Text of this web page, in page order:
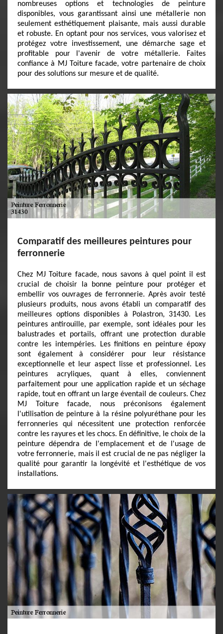
nombreuses options et technologies de peinture
disponibles, vous garantissant ainsi une métallerie non
seulement esthétiquement plaisante, mais aussi durable
et robuste. En optant pour nos services, vous valorisez et
protégez votre investissement, une démarche sage et
profitable pour l'avenir de votre métallerie. Faites
confiance à MJ Toiture facade, votre partenaire de choix
pour des solutions sur mesure et de qualité.
Comparatif des meilleures peintures pour
ferronnerie
Chez MJ Toiture facade, nous savons à quel point il est
crucial de choisir la bonne peinture pour protéger et
embellir vos ouvrages de ferronnerie. Après avoir testé
plusieurs produits, nous avons établi un comparatif des
meilleures options disponibles à Polastron, 31430. Les
peintures antirouille, par exemple, sont idéales pour les
balustrades et portails, offrant une protection durable
contre les intempéries. Les finitions en peinture époxy
sont également à considérer pour leur résistance
exceptionnelle et leur aspect lisse et professionnel. Les
peintures acryliques, quant à elles, conviennent
parfaitement pour une application rapide et un séchage
rapide, tout en offrant un large éventail de couleurs. Chez
MJ Toiture facade, nous préconisons également
l'utilisation de peinture à la résine polyuréthane pour les
ferronneries qui nécessitent une protection renforcée
contre les rayures et les chocs. En définitive, le choix de la
peinture dépendra de l'emplacement et de l'usage de
votre ferronnerie, mais il est crucial de ne pas négliger la
qualité pour garantir la longévité et l'esthétique de vos
installations.